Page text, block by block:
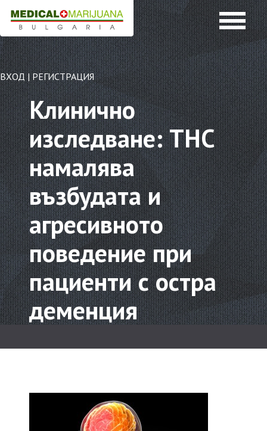
ВХОД | РЕГИСТРАЦИЯ
Клинично
изследване: ТНС
намалява
възбудата и
агресивното
поведение при
пациенти с остра
деменция